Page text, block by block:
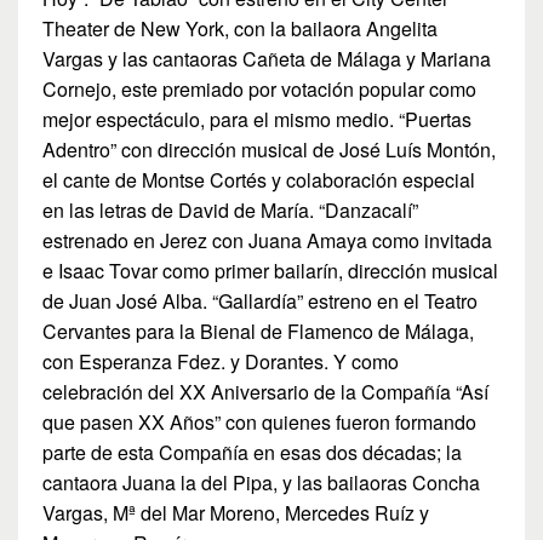
Theater de New York, con la bailaora Angelita
Vargas y las cantaoras Cañeta de Málaga y Mariana
Cornejo, este premiado por votación popular como
mejor espectáculo, para el mismo medio. “Puertas
Adentro” con dirección musical de José Luís Montón,
el cante de Montse Cortés y colaboración especial
en las letras de David de María. “Danzacalí”
estrenado en Jerez con Juana Amaya como invitada
e Isaac Tovar como primer bailarín, dirección musical
de Juan José Alba. “Gallardía” estreno en el Teatro
Cervantes para la Bienal de Flamenco de Málaga,
con Esperanza Fdez. y Dorantes. Y como
celebración del XX Aniversario de la Compañía “Así
que pasen XX Años” con quienes fueron formando
parte de esta Compañía en esas dos décadas; la
cantaora Juana la del Pipa, y las bailaoras Concha
Vargas, Mª del Mar Moreno, Mercedes Ruíz y